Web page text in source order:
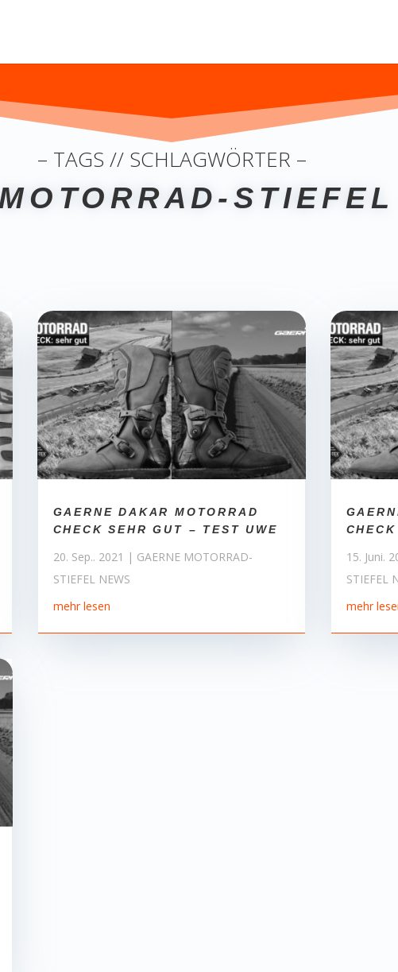
– TAGS // SCHLAGWÖRTER –
STIEFEL
GAERNE DAKAR MOTORRAD
CHECK SEHR GUT – TEST UWE
20. Sep.. 2021 | GAERNE MOTORRAD-
STIEFEL NEWS
mehr lesen
15. Juni.
STIEFEL
mehr